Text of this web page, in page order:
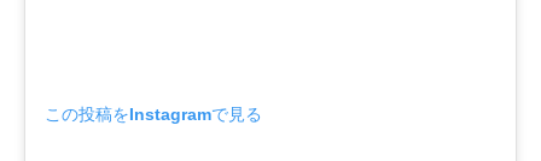
この投稿をInstagramで見る